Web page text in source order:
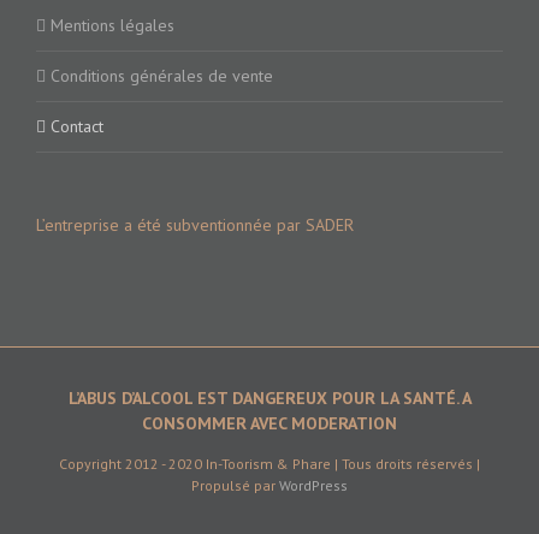
Mentions légales
Conditions générales de vente
Contact
L’entreprise a été subventionnée par SADER
L’ABUS D’ALCOOL EST DANGEREUX POUR LA SANTÉ. A
CONSOMMER AVEC MODERATION
Copyright 2012 - 2020 In-Toorism & Phare | Tous droits réservés |
Propulsé par WordPress